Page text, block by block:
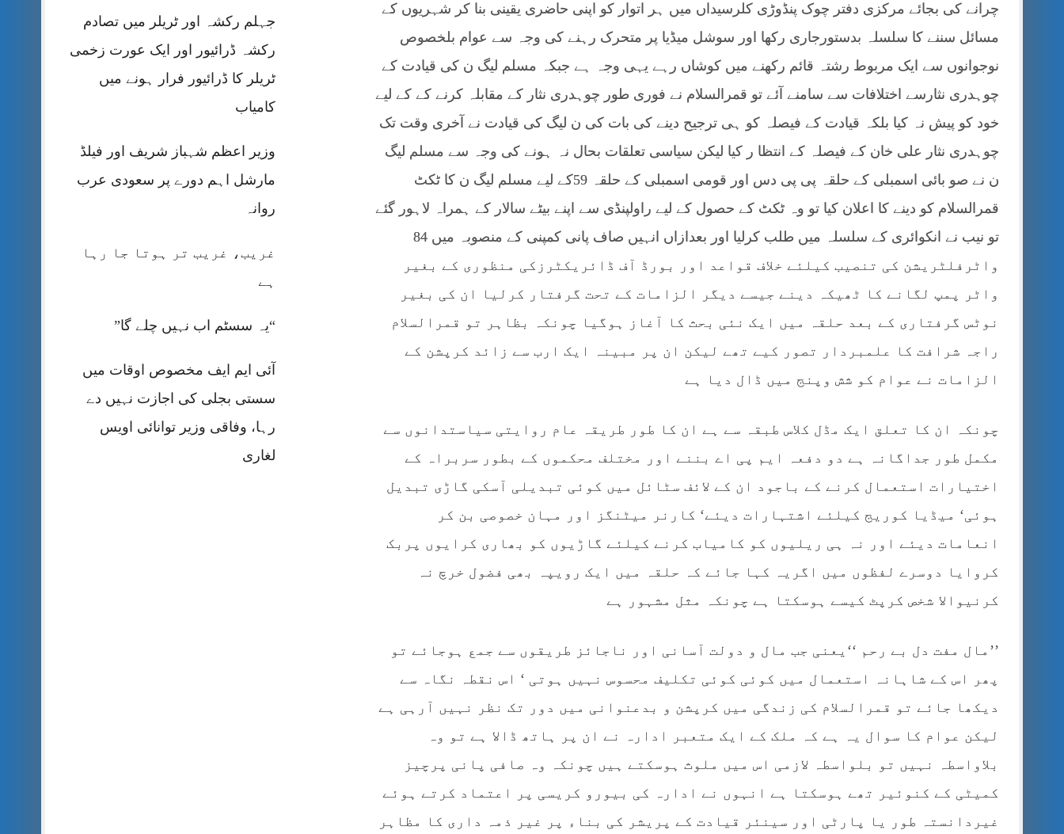
جہلم رکشہ اور ٹریلر میں تصادم
رکشہ ڈرائیور اور ایک عورت زخمی
ٹریلر کا ڈرائیور فرار ہونے میں
کامیاب
وزیر اعظم شہباز شریف اور فیلڈ
مارشل اہم دورے پر سعودی عرب
روانہ
غریب، غریب تر ہوتا جا رہا
ہے
“یہ سسٹم اب نہیں چلے گا”
آئی ایم ایف مخصوص اوقات میں
سستی بجلی کی اجازت نہیں دے
رہا، وفاقی وزیر توانائی اویس
لغاری
چرانے کی بجائے مرکزی دفتر چوک پنڈوڑی کلرسیداں میں ہر اتوار کو اپنی حاضری یقینی بنا کر شہریوں کے
مسائل سننے کا سلسلہ بدستورجاری رکھا اور سوشل میڈیا پر متحرک رہنے کی وجہ سے عوام بلخصوص
نوجوانوں سے ایک مربوط رشتہ قائم رکھنے میں کوشاں رہے یہی وجہ ہے جبکہ مسلم لیگ ن کی قیادت کے
چوہدری نثارسے اختلافات سے سامنے آئے تو قمرالسلام نے فوری طور چوہدری نثار کے مقابلہ کرنے کے کے لیے
خود کو پیش نہ کیا بلکہ قیادت کے فیصلہ کو ہی ترجیح دینے کی بات کی ن لیگ کی قیادت نے آخری وقت تک
چوہدری نثار علی خان کے فیصلہ کے انتظا ر کیا لیکن سیاسی تعلقات بحال نہ ہونے کی وجہ سے مسلم لیگ
ن نے صو بائی اسمبلی کے حلقہ پی پی دس اور قومی اسمبلی کے حلقہ 59کے لیے مسلم لیگ ن کا ٹکٹ
قمرالسلام کو دینے کا اعلان کیا تو وہ ٹکٹ کے حصول کے لیے راولپنڈی سے اپنے بیٹے سالار کے ہمراہ لاہور گئے
تو نیب نے انکوائری کے سلسلہ میں طلب کرلیا اور بعدازاں انہیں صاف پانی کمپنی کے منصوبہ میں 84
واٹرفلٹریشن کی تنصیب کیلئے خلاف قواعد اور بورڈ آف ڈائریکٹرزکی منظوری کے بغیر
واٹر پمپ لگانے کا ٹھیکہ دینے جیسے دیگر الزامات کے تحت گرفتار کرلیا ان کی بغیر
نوٹس گرفتاری کے بعد حلقہ میں ایک نئی بحث کا آغاز ہوگیا چونکہ بظاہر تو قمرالسلام
راجہ شرافت کا علمبردار تصور کیے تھے لیکن ان پر مبینہ ایک ارب سے زائد کرپشن کے
الزامات نے عوام کو شش وپنج میں ڈال دیا ہے
چونکہ ان کا تعلق ایک مڈل کلاس طبقہ سے ہے ان کا طور طریقہ عام روایتی سیاستدانوں سے
مکمل طور جداگانہ ہے دو دفعہ ایم پی اے بننے اور مختلف محکموں کے بطور سربراہ کے
اختیارات استعمال کرنے کے باجود ان کے لائف سٹائل میں کوئی تبدیلی آسکی گاڑی تبدیل
ہوئی‘ میڈیا کوریج کیلئے اشتہارات دیئے‘ کارنر میٹنگز اور مہان خصوصی بن کر
انعامات دیئے اور نہ ہی ریلیوں کو کامیاب کرنے کیلئے گاڑیوں کو بھاری کرایوں پربک
کروایا دوسرے لفظوں میں اگریہ کہا جائے کہ حلقہ میں ایک رویپہ بھی فضول خرچ نہ
کرنیوالا شخص کرپٹ کیسے ہوسکتا ہے چونکہ مثل مشہور ہے
’’مال مفت دل بے رحم ‘‘یعنی جب مال و دولت آسانی اور ناجائز طریقوں سے جمع ہوجائے تو
پھر اس کے شاہانہ استعمال میں کوئی کوئی تکلیف محسوس نہیں ہوتی ‘ اس نقطہ نگاہ سے
دیکھا جائے تو قمرالسلام کی زندگی میں کرپشن و بدعنوانی میں دور تک نظر نہیں آرہی ہے
لیکن عوام کا سوال یہ ہے کہ ملک کے ایک متعبر ادارہ نے ان پر ہاتھ ڈالا ہے تو وہ
بلاواسطہ نہیں تو بلواسطہ لازمی اس میں ملوث ہوسکتے ہیں چونکہ وہ صافی پانی پرچیز
کمیٹی کے کنوئیر تھے ہوسکتا ہے انہوں نے ادارہ کی بیورو کریسی پر اعتماد کرتے ہوئے
غیردانستہ طور یا پارٹی اور سینئر قیادت کے پریشر کی بناء پر غیر ذمہ داری کا مظاہر